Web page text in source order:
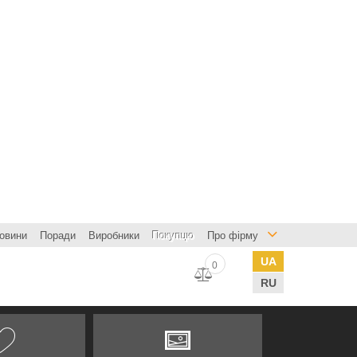
Поради Виробники Покупцю Про фірму
UA
RU
0